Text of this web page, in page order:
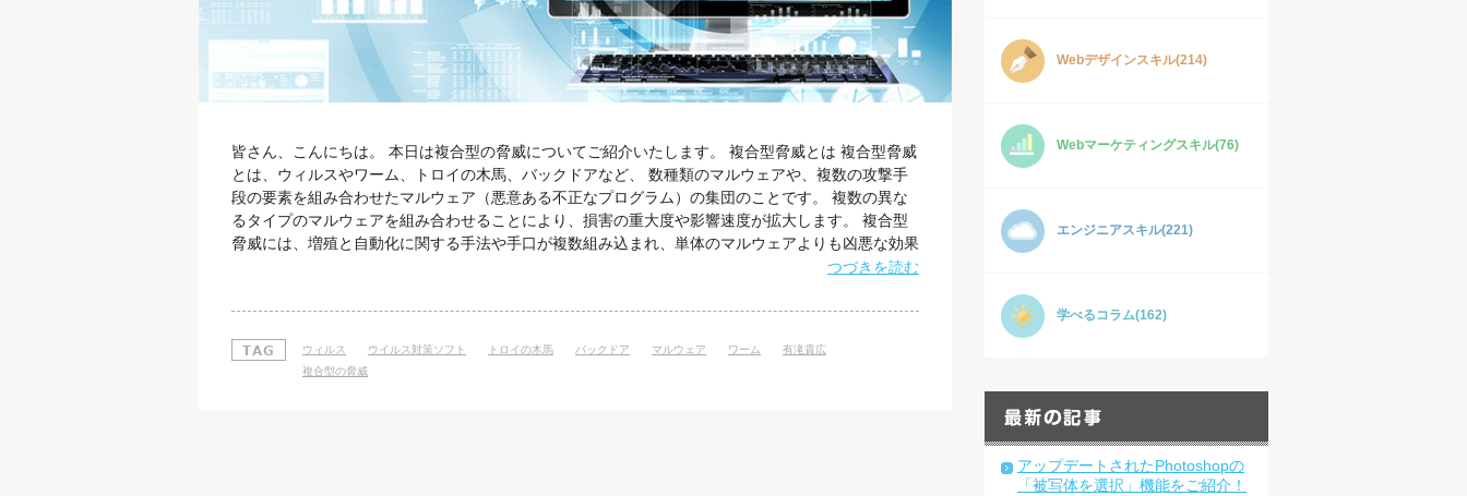
皆さん、こんにちは。 本日は複合型の脅威についてご紹介いたします。 複合型脅威とは 複合型脅威
とは、ウィルスやワーム、トロイの木馬、バックドアなど、 数種類のマルウェアや、複数の攻撃手
段の要素を組み合わせたマルウェア（悪意ある不正なプログラム）の集団のことです。 複数の異な
るタイプのマルウェアを組み合わせることにより、損害の重大度や影響速度が拡大します。 複合型
脅威には、増殖と自動化に関する手法や手口が複数組み込まれ、単体のマルウェアよりも凶悪な効果
をもたらします。 複合型攻撃の一例 複合型攻撃の一例として、フィッシングとマルウェアの複合型
ションを配布している旨の広告を出します。 広告をクリックした
つづきを読む
ウィルス ウイルス対策ソフト トロイの木馬 バックドア マルウェア ワーム
有滝貴広
複合型の脅威
Webデザインスキル(214)
Webマーケティングスキル(76)
エンジニアスキル(221)
学べるコラム(162)
アップデートされたPhotoshopの
「被写体を選択」機能をご紹介！